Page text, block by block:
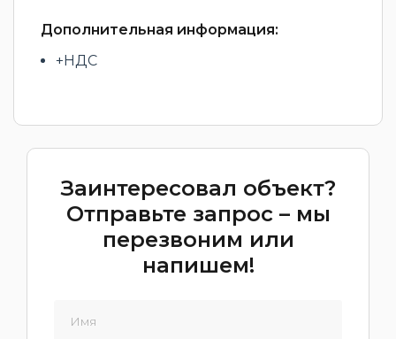
Дополнительная информация:
+НДС
Заинтересовал объект?
Отправьте запрос – мы
перезвоним или
напишем!